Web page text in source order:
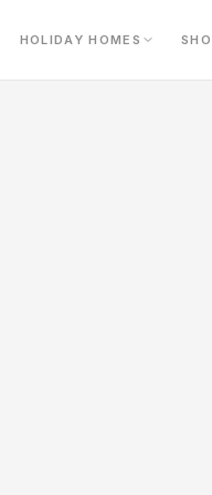
HOLIDAY HOMES